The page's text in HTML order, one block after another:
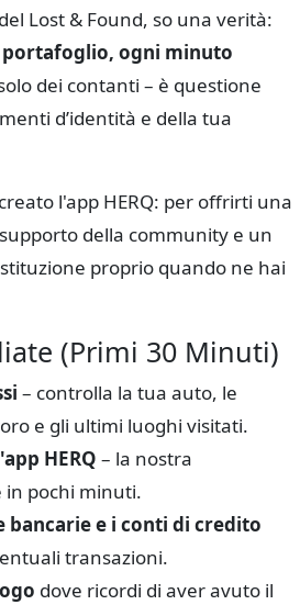
Lost & Found, so una verità:
ogni minuto
dei contanti – è questione
d’identità e della tua
l'app HERQ: per offrirti una
della community e un
proprio quando ne hai
(Primi 30 Minuti)
– controlla la tua auto, le
e gli ultimi luoghi visitati.
HERQ – la nostra
pochi minuti.
bancarie e i conti di credito
transazioni.
dove ricordi di aver avuto il